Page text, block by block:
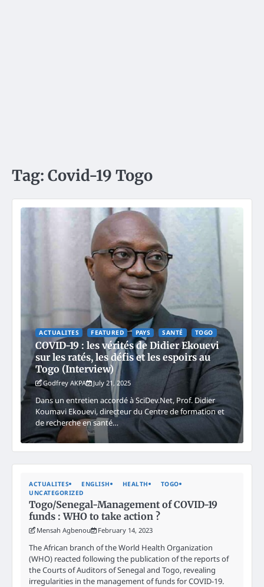
Tag: Covid-19 Togo
ACTUALITES FEATURED PAYS SANTÉ TOGO
COVID-19 : les vérités de Didier Ekouevi
sur les ratés, les défis et les espoirs au
Togo (Interview)
Godfrey AKPA July 21, 2025
Dans un entretien accordé à SciDev.Net, Prof. Didier
Koumavi Ekouevi, directeur du Centre de formation et
de recherche en santé…
ACTUALITES ENGLISH HEALTH
TOGO
UNCATEGORIZED
Togo/Senegal-Management of COVID-19
funds : WHO to take action ?
Mensah Agbenou February 14, 2023
The African branch of the World Health Organization
(WHO) reacted following the publication of the reports of
the Courts of Auditors of Senegal and Togo, revealing
irregularities in the management of funds for COVID-19.